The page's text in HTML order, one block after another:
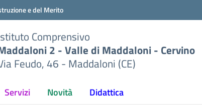
e del Merito
Comprensivo
2 - Valle di Maddaloni - Cervino
Feudo, 46 - Maddaloni (CE)
Servizi Novità Didattica